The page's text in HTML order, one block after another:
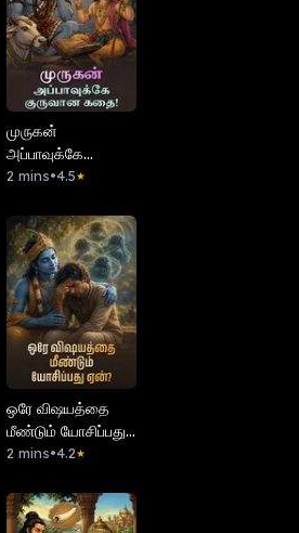
முருகன்
அப்பாவுக்கே
குருவான கதை!
2 mins•4.5★
ஒரே விஷயத்தை
மீண்டும் யோசிப்பது
ஏன்?
2 mins•4.2★